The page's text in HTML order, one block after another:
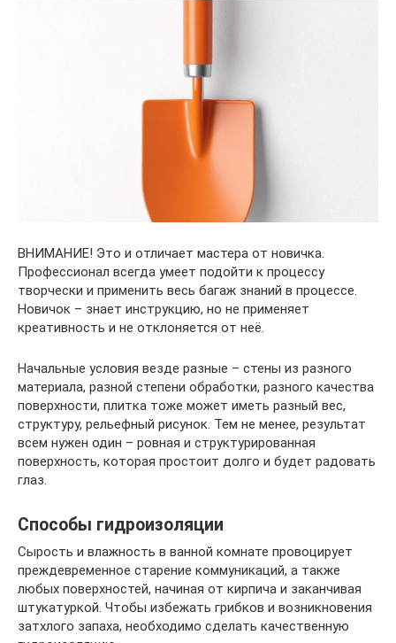
ВНИМАНИЕ! Это и отличает мастера от новичка.
Профессионал всегда умеет подойти к процессу
творчески и применить весь багаж знаний в процессе.
Новичок – знает инструкцию, но не применяет
креативность и не отклоняется от неё.
Начальные условия везде разные – стены из разного
материала, разной степени обработки, разного качества
поверхности, плитка тоже может иметь разный вес,
структуру, рельефный рисунок. Тем не менее, результат
всем нужен один – ровная и структурированная
поверхность, которая простоит долго и будет радовать
глаз.
Способы гидроизоляции
Сырость и влажность в ванной комнате провоцирует
преждевременное старение коммуникаций, а также
любых поверхностей, начиная от кирпича и заканчивая
штукатуркой. Чтобы избежать грибков и возникновения
затхлого запаха, необходимо сделать качественную